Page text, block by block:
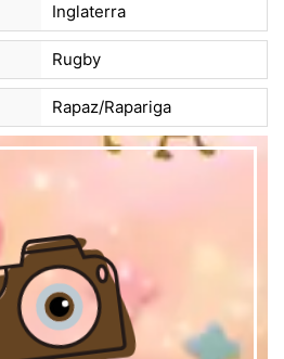
Inglaterra
Rugby
Rapaz/Rapariga